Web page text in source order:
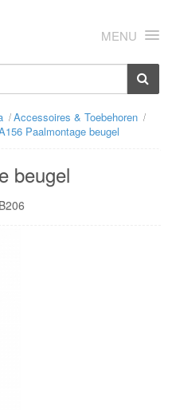
MENU
Accessoires & Toebehoren
Paalmontage beugel
beugel